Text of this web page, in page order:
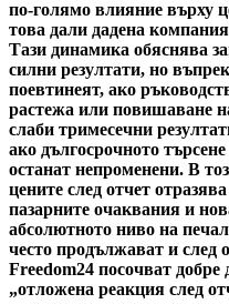
по-голямо влияние върху
това дали дадена
Тази динамика обяснява
силни резултати, но
поевтинеят, ако
растежа или повишаване
слаби тримесечни
ако дългосрочното
останат непроменени. В
цените след отчет
пазарните очаквания и
абсолютното ниво на
често продължават и след
Freedom24 посочват
„отложена реакция след